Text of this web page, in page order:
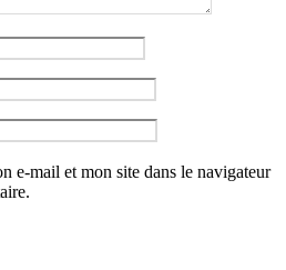
e-mail et mon site dans le navigateur